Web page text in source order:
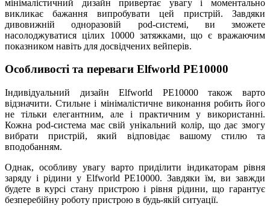
мінімалістичний дизайн привертає увагу і моментально
викликає бажання випробувати цей пристрій. Завдяки
дивовижній одноразовій pod-системі, ви зможете
насолоджуватися цілих 10000 затяжками, що є вражаючим
показником навіть для досвідчених вейперів.
Особливості та переваги Elfworld PE10000
Індивідуальний дизайн Elfworld PE10000 також варто
відзначити. Стильне і мінімалістичне виконання робить його
не тільки елегантним, але і практичним у використанні.
Кожна pod-система має свій унікальний колір, що дає змогу
вибрати пристрій, який відповідає вашому стилю та
вподобанням.
Однак, особливу увагу варто приділити індикаторам рівня
заряду і рідини у Elfworld PE10000. Завдяки їм, ви завжди
будете в курсі стану пристрою і рівня рідини, що гарантує
безперебійну роботу пристрою в будь-якій ситуації.